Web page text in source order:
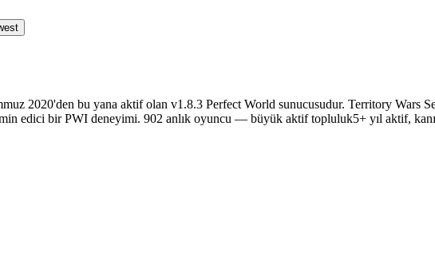
2020'den bu yana aktif olan v1.8.3 Perfect World sunucusudur. Territory Wars
edici bir PWI deneyimi. 902 anlık oyuncu — büyük aktif topluluk5+ yıl aktif,